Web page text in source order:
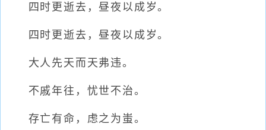
四时更逝去，昼夜以成岁。
四时更逝去，昼夜以成岁。
大人先天而天弗违。
不戚年往，忧世不治。
存亡有命，虑之为蚩。